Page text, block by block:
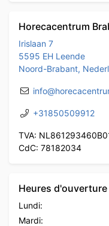
Horecacentrum
Irislaan 7
5595 EH Leende
Noord-Brabant,
+31850509912
TVA:
CdC: 78182034
Heures d'ouverture
Lundi:
Mardi: